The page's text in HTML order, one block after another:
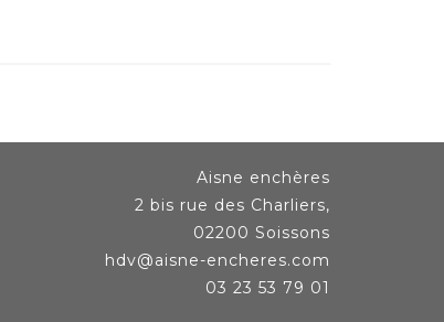
Aisne enchères
2 bis rue des Charliers,
02200 Soissons
hdv@aisne-encheres.com
03 23 53 79 01